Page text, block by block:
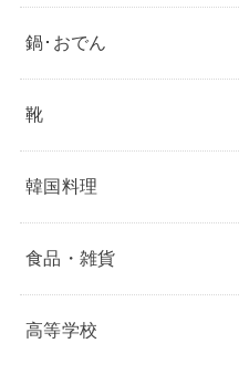
鍋･おでん
靴
韓国料理
食品・雑貨
高等学校